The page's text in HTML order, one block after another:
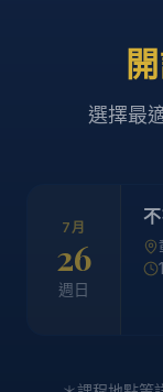
選擇最
7月
26
週日